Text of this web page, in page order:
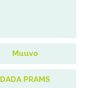
Muuvo
DADA PRAMS